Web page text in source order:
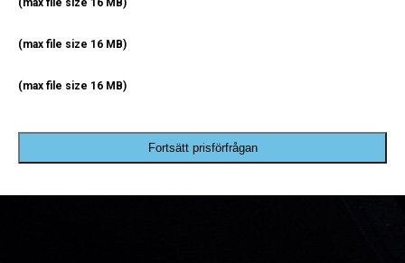
(max file size 16 MB)
(max file size 16 MB)
(max file size 16 MB)
Fortsätt prisförfrågan